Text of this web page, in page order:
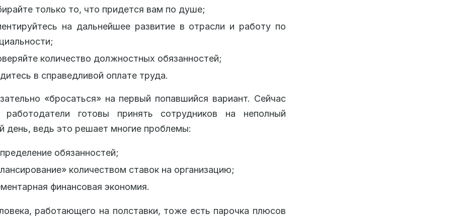
только то, что придется вам по душе;
на дальнейшее развитие в отрасли и работу по
количество должностных обязанностей;
в справедливой оплате труда.
«бросаться» на первый попавшийся вариант. Сейчас
работодатели готовы принять сотрудников на неполный
день, ведь это решает многие проблемы:
обязанностей;
количеством ставок на организацию;
финансовая экономия.
работающего на полставки, тоже есть парочка плюсов